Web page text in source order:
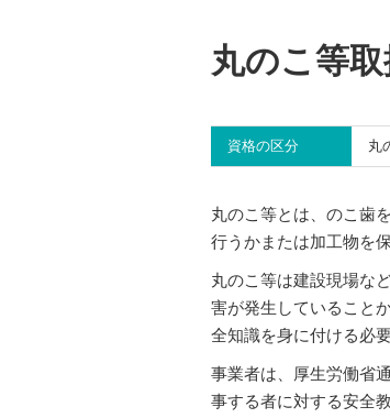
丸のこ等
資格の区分 丸
丸のこ等とは、のこ歯
行うかまたは加工物を
丸のこ等は建設現場な
害が発生していること
全知識を身に付ける必
事業者は、厚生労働省
事する者に対する安全